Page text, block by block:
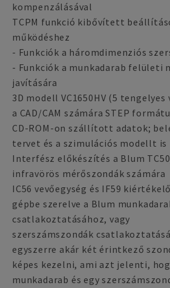
kompenzálásával
TCPM funkció kibővített
működéshez
- Funkciók a háromdimenziós
- Funkciók a munkadarab felületi
javítására
3D modell VC1650HV (5
a CAD/CAM számára STEP
CD-ROM-on szállított adatok;
tervet és a szimulációs modellt is
Interfész előkészítés a Blum
infravörös mérőszondák számára
IC56 vevőegység és IF59
gépbe szerelve a Blum
csatlakoztatásához, vagy
szerszámszondák
egyszerre akár két érintkező
képes kezelni, ami azt jelenti,
munkadarab és egy